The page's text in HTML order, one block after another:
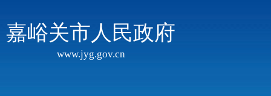
嘉峪关市人民政府
www.jyg.gov.cn